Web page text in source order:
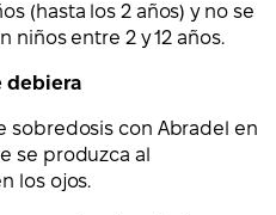
(hasta los 2 años) y no se
niños entre 2 y 12 años.
debiera
sobredosis con Abradel en
se produzca al
los ojos.